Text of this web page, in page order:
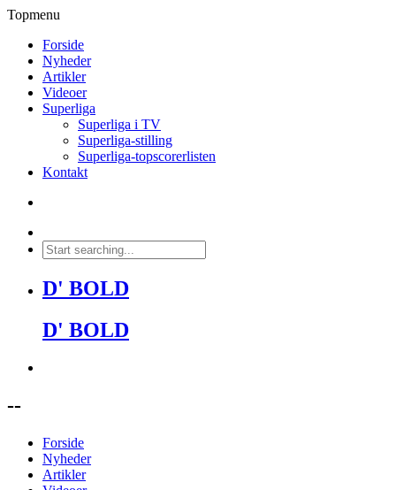
Topmenu
Forside
Nyheder
Artikler
Videoer
Superliga
Superliga i TV
Superliga-stilling
Superliga-topscorerlisten
Kontakt
D' BOLD
D' BOLD
--
Forside
Nyheder
Artikler